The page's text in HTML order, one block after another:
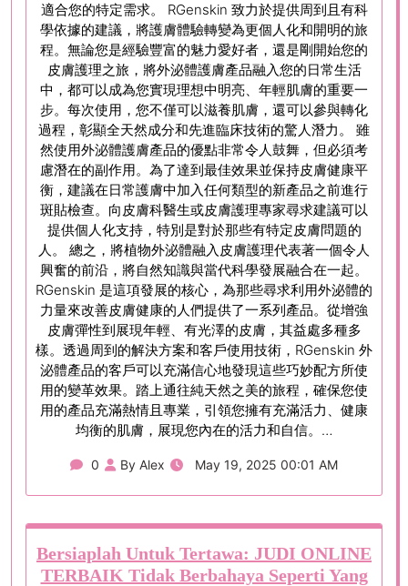
適合您的特定需求。 RGenskin 致力於提供周到且有科
學依據的建議，將護膚體驗轉變為更個人化和開明的旅
程。無論您是經驗豐富的魅力愛好者，還是剛開始您的
皮膚護理之旅，將外泌體護膚產品融入您的日常生活
中，都可以成為您實現理想中明亮、年輕肌膚的重要一
步。每次使用，您不僅可以滋養肌膚，還可以參與轉化
過程，彰顯全天然成分和先進臨床技術的驚人潛力。 雖
然使用外泌體護膚產品的優點非常令人鼓舞，但必須考
慮潛在的副作用。為了達到最佳效果並保持皮膚健康平
衡，建議在日常護膚中加入任何類型的新產品之前進行
斑貼檢查。向皮膚科醫生或皮膚護理專家尋求建議可以
提供個人化支持，特別是對於那些有特定皮膚問題的
人。 總之，將植物外泌體融入皮膚護理代表著一個令人
興奮的前沿，將自然知識與當代科學發展融合在一起。
RGenskin 是這項發展的核心，為那些尋求利用外泌體的
力量來改善皮膚健康的人們提供了一系列產品。從增強
皮膚彈性到展現年輕、有光澤的皮膚，其益處多種多
樣。透過周到的解決方案和客戶使用技術，RGenskin 外
泌體產品的客戶可以充滿信心地發現這些巧妙配方所使
用的變革效果。踏上通往純天然之美的旅程，確保您使
用的產品充滿熱情且專業，引領您擁有充滿活力、健康
均衡的肌膚，展現您內在的活力和自信。…
0 By Alex May 19, 2025 00:01 AM
Bersiaplah Untuk Tertawa: JUDI ONLINE
TERBAIK Tidak Berbahaya Seperti Yang